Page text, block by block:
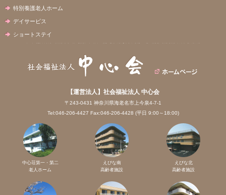
特別養護老人ホーム
デイサービス
ショートステイ
【運営法人】社会福祉法人 中心会
〒243-0431 神奈川県海老名市上今泉4-7-1
Tel:046-206-4427 Fax:046-206-4428 (平日 9:00～18:00)
中心荘第一・第二
老人ホーム
えびな南
高齢者施設
えびな北
高齢者施設